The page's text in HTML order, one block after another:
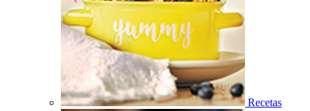
Recetas